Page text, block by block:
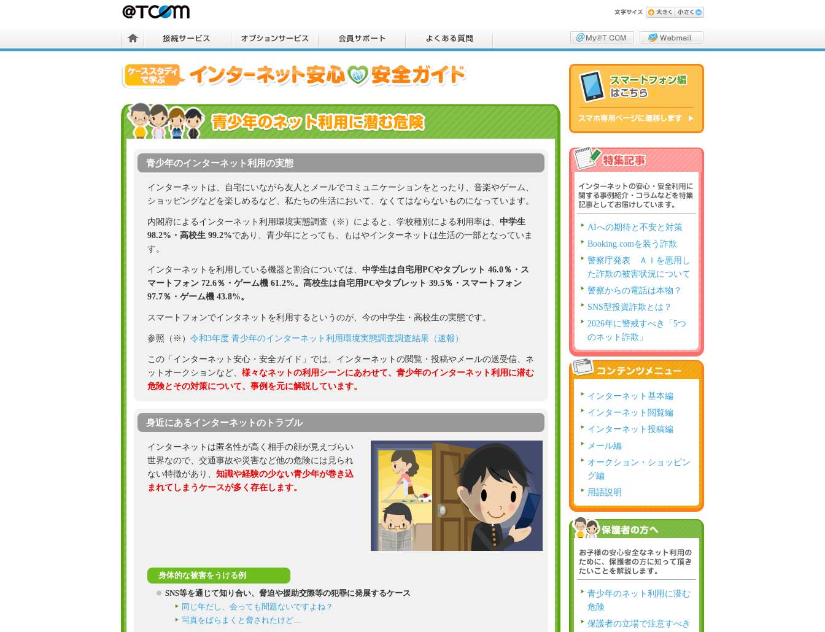
青少年のインターネット利用の実態
インターネットは、自宅にいながら友人とメールでコミュニケーションをとったり、音楽やゲーム、
ショッピングなどを楽しめるなど、私たちの生活において、なくてはならないものになっています。
内閣府によるインターネット利用環境実態調査（※）によると、学校種別による利用率は、 中学生
98.2%・高校生 99.2%であり、青少年にとっても、もはやインターネットは生活の一部となっていま
す。
インターネットを利用している機器と割合については、 中学生は自宅用PCやタブレット 46.0％・ス
マートフォン 72.6％・ゲーム機 61.2%。高校生は自宅用PCやタブレット 39.5％・スマートフォン
97.7％・ゲーム機 43.8%。
スマートフォンでインタネットを利用するというのが、今の中学生・高校生の実態です。
参照（※） 令和3年度 青少年のインターネット利用環境実態調査調査結果（速報）
この「インターネット安心・安全ガイド」では、インターネットの閲覧・投稿やメールの送受信、ネ
ットオークションなど、 様々なネットの利用シーンにあわせて、青少年のインターネット利用に潜む
危険とその対策について、事例を元に解説しています。
身近にあるインターネットのトラブル
インターネットは匿名性が高く相手の顔が見えづらい
世界なので、交通事故や災害など他の危険には見られ
ない特徴があり、 知識や経験の少ない青少年が巻き込
まれてしまうケースが多く存在します。
身体的な被害をうける例
SNS等を通じて知り合い、脅迫や援助交際等の犯罪に発展するケース
同じ年だし、会っても問題ないですよね？
写真をばらまくと脅されたけど…
AIへの期待と不安と対策
Booking.comを装う詐欺
警察庁発表 ＡＩを悪用し
た詐欺の被害状況について
警察からの電話は本物？
SNS型投資詐欺とは？
2026年に警戒すべき「5つ
のネット詐欺」
インターネット基本編
インターネット閲覧編
インターネット投稿編
メール編
オークション・ショッピン
グ編
用語説明
青少年のネット利用に潜む
危険
保護者の立場で注意すべき